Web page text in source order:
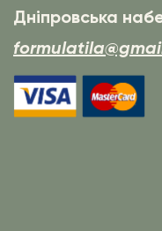
Дніпровська